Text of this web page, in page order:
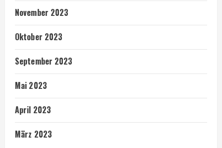
November 2023
Oktober 2023
September 2023
Mai 2023
April 2023
März 2023